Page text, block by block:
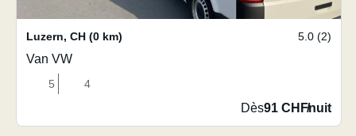
Luzern, CH (0 km) 5.0 (2)
Van VW
5 4
Dès91 CHF/nuit